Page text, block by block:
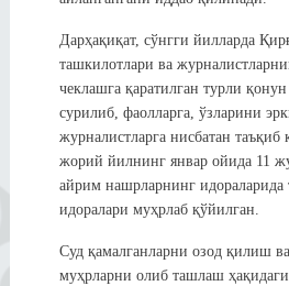
Дарҳақиқат, сўнгги йилларда
ташкилотлари ва
чеклашга қаратилган турли
сурилиб, фаолларга, ўзларини
журналистларга нисбатан
жорий йилнинг январ ойида 11
айрим нашрларнинг идораларида
идоралари муҳрлаб қўйилган.
Суд қамалганларни озод қилиш
муҳрларни олиб ташлаш